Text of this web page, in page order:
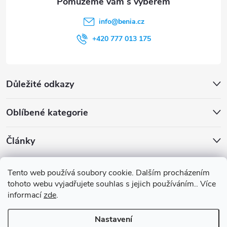
Tento web používá soubory cookie. Dalším procházením
tohoto webu vyjadřujete souhlas s jejich používáním.. Více
informacízde.
Nastavení
Důležité odkazy
Oblíbené kategorie
Články
info@benia.cz
+420 777 013 175